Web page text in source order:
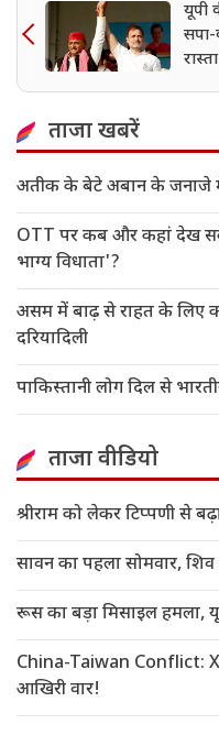
यूपी
सपा-
ताजा खबरें
अतीक के बेटे अबान के जनाजे में
OTT पर कब और कहां देख
भाग्य विधाता'?
असम में बाढ़ से राहत के लिए
दरियादिली
पाकिस्तानी लोग दिल से
ताजा वीडियो
श्रीराम को लेकर टिप्पणी से
सावन का पहला सोमवार,
रूस का बड़ा मिसाइल हमला,
China-Taiwan Conflict:
आखिरी वार!